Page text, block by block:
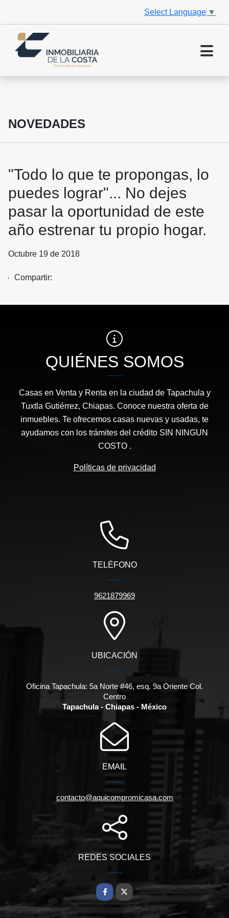
Select Language ▼
NOVEDADES
"Todo lo que te propongas, lo
puedes lograr"... No dejes
pasar la oportunidad de este
año estrenar tu propio hogar.
Octubre 19 de 2018
Compartir:
QUIÉNES SOMOS
Casas en Venta y Renta en la ciudad de Tapachula y
Tuxtla Gutiérrez, Chiapas. Conoce nuestra oferta de
inmuebles. Te ofrecemos casas nuevas y usadas, te
ayudamos con los trámites del crédito SIN NINGUN
COSTO .
Políticas de privacidad
TELÉFONO
9621879969
UBICACIÓN
Oficina Tapachula: 5a Norte #46, esq. 9a Oriente Col.
Centro
Tapachula - Chiapas - México
EMAIL
contacto@aquicompromicasa.com
REDES SOCIALES
Facebook
X